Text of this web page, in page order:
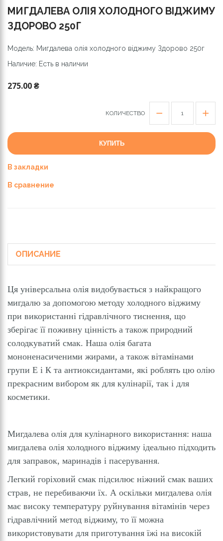
МИГДАЛЕВА ОЛІЯ ХОЛОДНОГО ВІДЖИМУ
ЗДОРОВО 250Г
Модель: Мигдалева олія холодного віджиму Здорово 250г
Наличие: Есть в наличии
275.00 ₴
КОЛИЧЕСТВО
КУПИТЬ
В закладки
В сравнение
ОПИСАНИЕ
Ця універсальна олія видобувається з найкращого
мигдалю за допомогою методу холодного віджиму
при використанні гідравлічного тиснення, що
зберігає її поживну цінність а також природний
солодкуватий смак. Наша олія багата
мононенасиченими жирами, а також вітамінами
групи Е і К та антиоксидантами, які роблять цю олію
прекрасним вибором як для кулінарії, так і для
косметики.
Мигдалева олія для кулінарного використання: наша
мигдалева олія холодного віджиму ідеально підходить
для заправок, маринадів і пасерування.
Легкий горіховий смак підсилює ніжний смак ваших
страв, не перебиваючи їх. А оскільки мигдалева олія
має високу температуру руйнування вітамінів через
гідравлічний метод віджиму, то її можна
використовувати для приготування їжі на високій